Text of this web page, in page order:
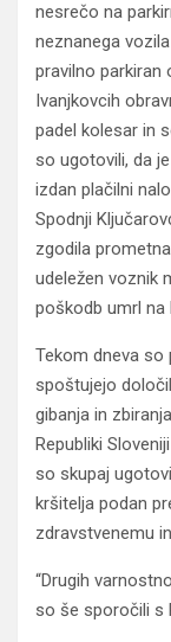
nesrečo na
neznanega
pravilno parkiran
Ivanjkovcih
padel kolesar in
so ugotovili, da
izdan plačilni
Spodnji
zgodila
udeležen voznik
poškodb umrl na
Tekom dneva so
spoštujejo
gibanja in
Republiki
so skupaj
kršitelja podan
zdravstvenemu
“Drugih
so še sporočili s